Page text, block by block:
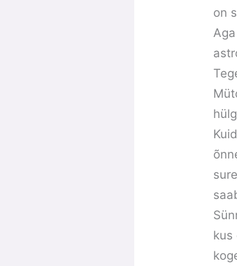
on
kus